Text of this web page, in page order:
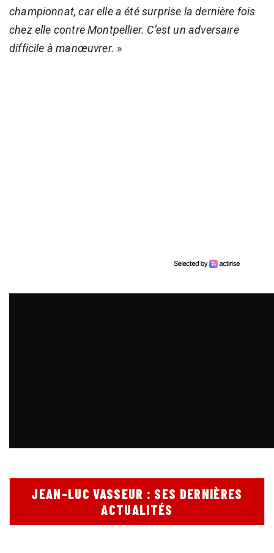
championnat, car elle a été surprise la dernière fois
chez elle contre Montpellier. C’est un adversaire
difficile à manœuvrer. »
JEAN-LUC VASSEUR : SES DERNIÈRES
ACTUALITÉS